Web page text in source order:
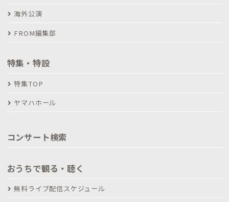
海外公演
FROM編集部
特集・特設
特集TOP
ヤマハホール
コンサート検索
おうちで観る・聴く
無料ライブ配信スケジュール